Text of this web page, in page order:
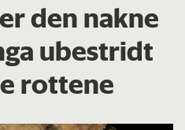
den nakne
ubestridt
rottene